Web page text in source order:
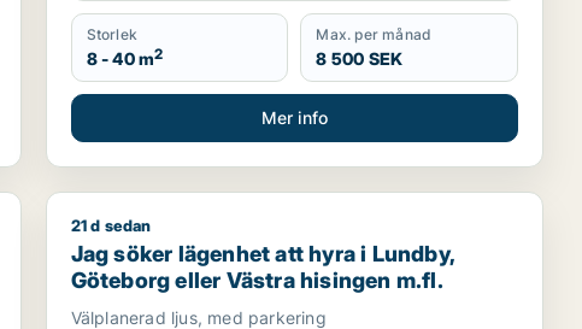
Storlek
8 - 40 m2
Max. per månad
8 500 SEK
Mer info
eller Göteborg Centrum
Jag söker lägenhet att hyra i Lundby, Göteborg eller
21 d sedan
Jag söker lägenhet att hyra i Lundby,
Göteborg eller Västra hisingen m.fl.
Välplanerad ljus, med parkering